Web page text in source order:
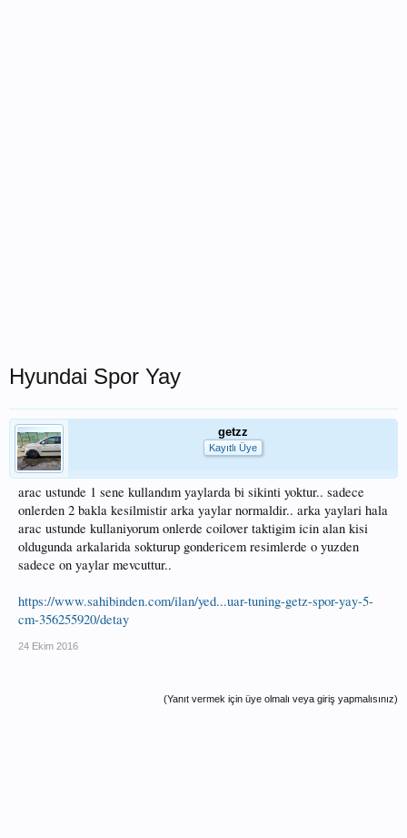
Hyundai Spor Yay
getzz
Kayıtlı Üye
arac ustunde 1 sene kullandım yaylarda bi sikinti yoktur.. sadece
onlerden 2 bakla kesilmistir arka yaylar normaldir.. arka yaylari hala
arac ustunde kullaniyorum onlerde coilover taktigim icin alan kisi
oldugunda arkalarida sokturup gondericem resimlerde o yuzden
sadece on yaylar mevcuttur..
https://www.sahibinden.com/ilan/yed...uar-tuning-getz-spor-yay-5-
cm-356255920/detay
24 Ekim 2016
(Yanıt vermek için üye olmalı veya giriş yapmalısınız)